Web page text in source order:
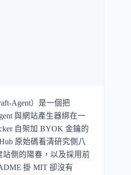
Agent）是一個把
與網站產生器綁在一
自架加 BYOK 金鑰的
原始碼看清研究側八
側的陽春，以及採用前
掛 MIT 卻沒有